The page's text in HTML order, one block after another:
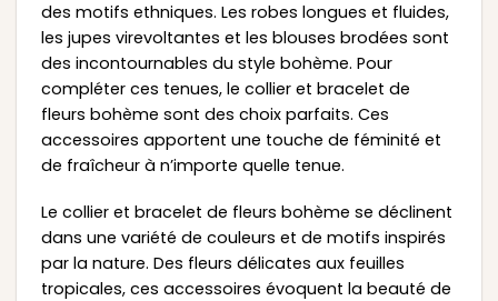
des motifs ethniques. Les robes longues et fluides,
les jupes virevoltantes et les blouses brodées sont
des incontournables du style bohème. Pour
compléter ces tenues, le collier et bracelet de
fleurs bohème sont des choix parfaits. Ces
accessoires apportent une touche de féminité et
de fraîcheur à n’importe quelle tenue.
Le collier et bracelet de fleurs bohème se déclinent
dans une variété de couleurs et de motifs inspirés
par la nature. Des fleurs délicates aux feuilles
tropicales, ces accessoires évoquent la beauté de